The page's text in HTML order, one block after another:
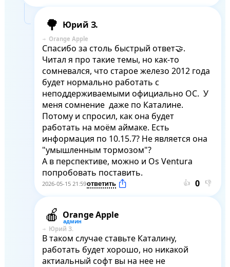
Юрий З.
Orange Apple
Спасибо за столь быстрый ответ🤝.
Читал я про такие темы, но как-то
сомневался, что старое железо 2012 года
будет нормально работать с
неподдерживаемыми официально ОС.  У
меня сомнение  даже по Каталине.
Потому и спросил, как она будет
работать на моём аймаке. Есть
информация по 10.15.7? Не является она
"умышленным тормозом"?
А в перспективе, можно и Os Ventura
попробовать поставить.
2026-05-15 21:59 👍 👎
Orange Apple
Юрий З.
В таком случае ставьте Каталину,
работать будет хорошо, но никакой
актиальный софт вы на нее не